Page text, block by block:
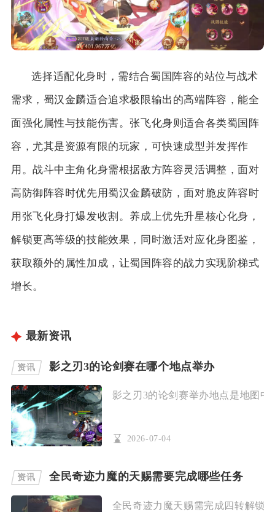
选择适配化身时，需结合蜀国阵容的站位与战术
需求，蜀汉金麟适合追求极限输出的高端阵容，能全
面强化属性与技能伤害。张飞化身则适合各类蜀国阵
容，尤其是资源有限的玩家，可快速成型并发挥作
用。战斗中主角化身需根据敌方阵容灵活调整，面对
高防御阵容时优先用蜀汉金麟破防，面对脆皮阵容时
用张飞化身打爆发收割。养成上优先升星核心化身，
解锁更高等级的技能效果，同时激活对应化身图鉴，
获取额外的属性加成，让蜀国阵容的战力实现阶梯式
增长。
最新资讯
资讯 影之刃3的论剑赛在哪个地点举办
影之刃3的论剑赛举办地点是地图
2026-07-04
资讯 全民奇迹力魔的天赐需要完成哪些任务
全民奇迹力魔天赐需完成四转解锁